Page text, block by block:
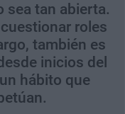
sea tan abierta.
roles
también es
inicios del
hábito que